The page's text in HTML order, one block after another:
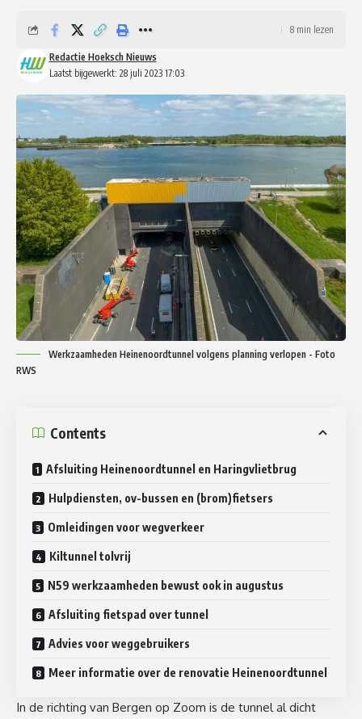
Laatst bijgewerkt: 28 juli 2023 17:03
Redactie Hoeksch Nieuws
8 min lezen
Werkzaamheden Heinenoordtunnel volgens planning verlopen - Foto
RWS
Contents
Afsluiting Heinenoordtunnel en Haringvlietbrug
Hulpdiensten, ov-bussen en (brom)fietsers
Omleidingen voor wegverkeer
Kiltunnel tolvrij
N59 werkzaamheden bewust ook in augustus
Afsluiting fietspad over tunnel
Advies voor weggebruikers
Meer informatie over de renovatie Heinenoordtunnel
In de richting van Bergen op Zoom is de tunnel al dicht